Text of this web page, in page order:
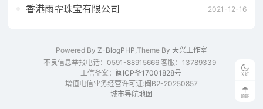
香港雨霏珠宝有限公司 2021-12-16
Powered By Z-BlogPHP ,Theme By 天兴工作室
不良信息举报电话：0591-88915666 客服：13789339
工信备案： 闽ICP备17001828号
增值电信业务经营许可证:闽B2-20250857
城市导航地图
关灯
顶部